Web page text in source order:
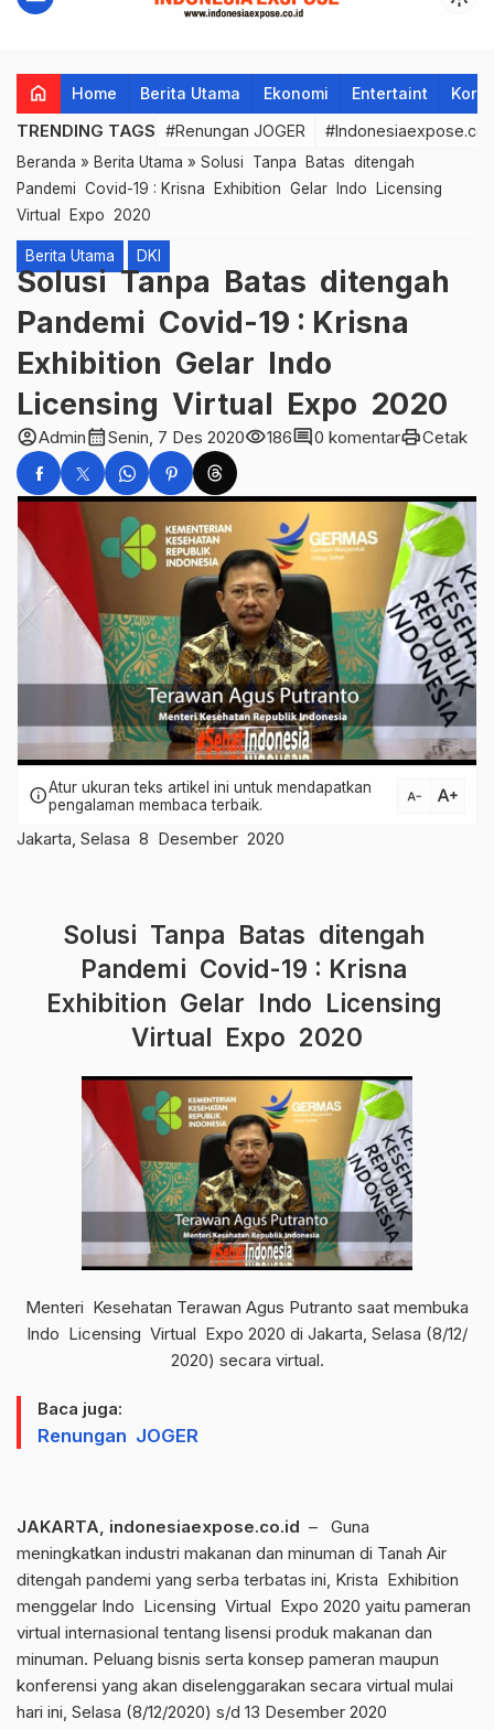
home Home Berita Utama Ekonomi Entertaint
TRENDING TAGS #Renungan JOGER
Beranda » Berita Utama » Solusi Tanpa Batas ditengah
Pandemi Covid-19 : Krisna Exhibition Gelar Indo Licensing
Virtual Expo 2020
Berita Utama DKI
Solusi Tanpa Batas ditengah
Pandemi Covid-19 : Krisna
Exhibition Gelar Indo
Licensing Virtual Expo 2020
account_circleAdmincalendar_monthSenin, 7 Des 2020visibility186comment0 komentarprintCetak
infoAtur ukuran teks artikel ini untuk mendapatkan
pengalaman membaca terbaik.
text_decrease text_increase
Jakarta, Selasa 8 Desember 2020
Solusi Tanpa Batas ditengah
Pandemi Covid-19 : Krisna
Exhibition Gelar Indo Licensing
Virtual Expo 2020
Menteri Kesehatan Terawan Agus Putranto saat membuka
Indo Licensing Virtual Expo 2020 di Jakarta, Selasa (8/12/
2020) secara virtual.
Baca juga:
Renungan JOGER
JAKARTA, indonesiaexpose.co.id – Guna
meningkatkan industri makanan dan minuman di Tanah Air
ditengah pandemi yang serba terbatas ini, Krista Exhibition
menggelar Indo Licensing Virtual Expo 2020 yaitu pameran
virtual internasional tentang lisensi produk makanan dan
minuman. Peluang bisnis serta konsep pameran maupun
konferensi yang akan diselenggarakan secara virtual mulai
hari ini, Selasa (8/12/2020) s/d 13 Desember 2020